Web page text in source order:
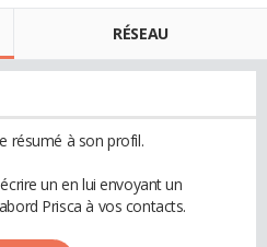
RÉSEAU
résumé à son profil.
un en lui envoyant un
Prisca à vos contacts.